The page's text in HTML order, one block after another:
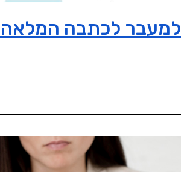
למעבר לכתבה המלאה